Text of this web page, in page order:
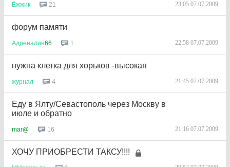
Ёжжик 21 23:05 07.07.2009
форум памяти
Адреналин66 1 22:58 07.07.2009
нужна клетка для хорьков -высокая
журнал 4 21:45 07.07.2009
Еду в Ялту/Севастополь через Москву в
июле и обратно
mar@ 16 21:16 07.07.2009
ХОЧУ ПРИОБРЕСТИ ТАКСУ!!!!